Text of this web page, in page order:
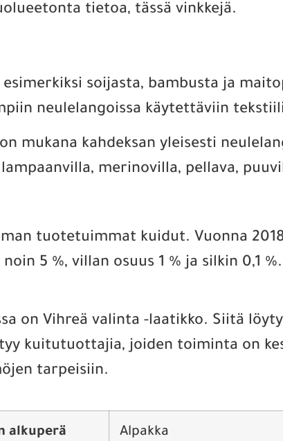
tietoa, tässä vinkkejä.
soijasta, bambusta ja
neulelangoissa käytettäviin
mukana kahdeksan yleisesti
merinovilla, pellava,
tuotetuimmat kuidut. Vuonna
5 %, villan osuus 1 % ja silkin 0,1 %.
on Vihreä valinta -laatikko. Siitä
kuitutuottajia, joiden toiminta on
tarpeisiin.
alkuperä Alpakka